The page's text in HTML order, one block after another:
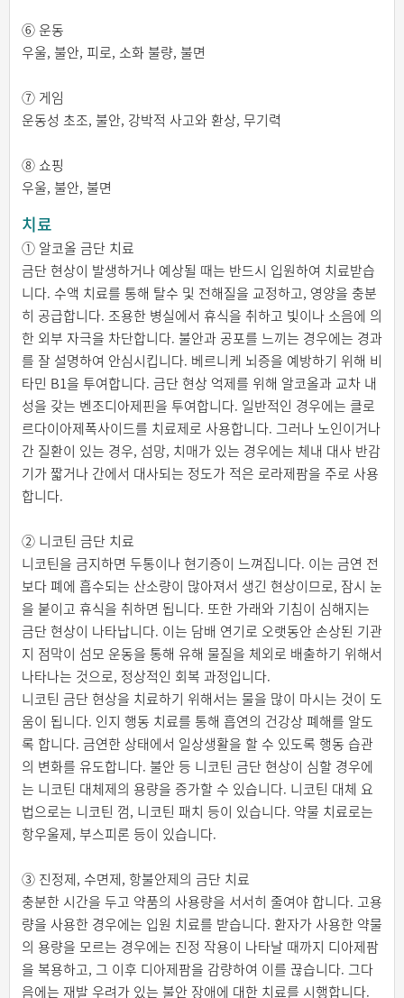
⑥ 운동
우울, 불안, 피로, 소화 불량, 불면
⑦ 게임
운동성 초조, 불안, 강박적 사고와 환상, 무기력
⑧ 쇼핑
우울, 불안, 불면
치료
① 알코올 금단 치료
금단 현상이 발생하거나 예상될 때는 반드시 입원하여 치료받습
니다. 수액 치료를 통해 탈수 및 전해질을 교정하고, 영양을 충분
히 공급합니다. 조용한 병실에서 휴식을 취하고 빛이나 소음에 의
한 외부 자극을 차단합니다. 불안과 공포를 느끼는 경우에는 경과
를 잘 설명하여 안심시킵니다. 베르니케 뇌증을 예방하기 위해 비
타민 B1을 투여합니다. 금단 현상 억제를 위해 알코올과 교차 내
성을 갖는 벤조디아제핀을 투여합니다. 일반적인 경우에는 클로
르다이아제폭사이드를 치료제로 사용합니다. 그러나 노인이거나
간 질환이 있는 경우, 섬망, 치매가 있는 경우에는 체내 대사 반감
기가 짧거나 간에서 대사되는 정도가 적은 로라제팜을 주로 사용
합니다.
② 니코틴 금단 치료
니코틴을 금지하면 두통이나 현기증이 느껴집니다. 이는 금연 전
보다 폐에 흡수되는 산소량이 많아져서 생긴 현상이므로, 잠시 눈
을 붙이고 휴식을 취하면 됩니다. 또한 가래와 기침이 심해지는
금단 현상이 나타납니다. 이는 담배 연기로 오랫동안 손상된 기관
지 점막이 섬모 운동을 통해 유해 물질을 체외로 배출하기 위해서
나타나는 것으로, 정상적인 회복 과정입니다.
니코틴 금단 현상을 치료하기 위해서는 물을 많이 마시는 것이 도
움이 됩니다. 인지 행동 치료를 통해 흡연의 건강상 폐해를 알도
록 합니다. 금연한 상태에서 일상생활을 할 수 있도록 행동 습관
의 변화를 유도합니다. 불안 등 니코틴 금단 현상이 심할 경우에
는 니코틴 대체제의 용량을 증가할 수 있습니다. 니코틴 대체 요
법으로는 니코틴 껌, 니코틴 패치 등이 있습니다. 약물 치료로는
항우울제, 부스피론 등이 있습니다.
③ 진정제, 수면제, 항불안제의 금단 치료
충분한 시간을 두고 약품의 사용량을 서서히 줄여야 합니다. 고용
량을 사용한 경우에는 입원 치료를 받습니다. 환자가 사용한 약물
의 용량을 모르는 경우에는 진정 작용이 나타날 때까지 디아제팜
을 복용하고, 그 이후 디아제팜을 감량하여 이를 끊습니다. 그다
음에는 재발 우려가 있는 불안 장애에 대한 치료를 시행합니다.